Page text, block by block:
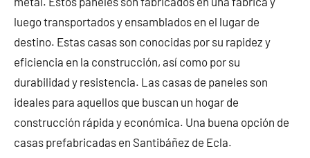
luego transportados y ensamblados en el lugar de
destino. Estas casas son conocidas por su rapidez y
eficiencia en la construcción, así como por su
durabilidad y resistencia. Las casas de paneles son
ideales para aquellos que buscan un hogar de
construcción rápida y económica. Una buena opción de
casas prefabricadas en Santibáñez de Ecla.